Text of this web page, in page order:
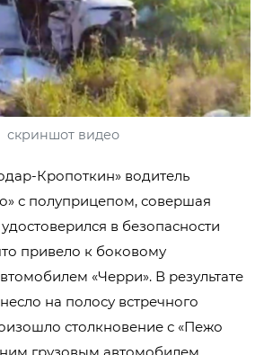
скриншот видео
Кропоткин» водитель
с полуприцепом, совершая
в безопасности
привело к боковому
«Черри». В результате
на полосу встречного
столкновение с «Пежо